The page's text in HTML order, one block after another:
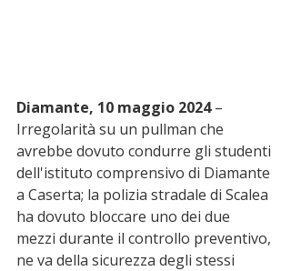
Diamante, 10 maggio 2024 –
Irregolarità su un pullman che
avrebbe dovuto condurre gli studenti
dell'istituto comprensivo di Diamante
a Caserta; la polizia stradale di Scalea
ha dovuto bloccare uno dei due
mezzi durante il controllo preventivo,
ne va della sicurezza degli stessi